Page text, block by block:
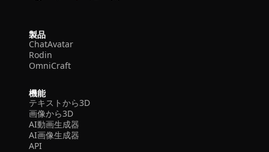
製品
ChatAvatar
Rodin
OmniCraft
機能
テキストから3D
画像から3D
AI動画生成器
AI画像生成器
API